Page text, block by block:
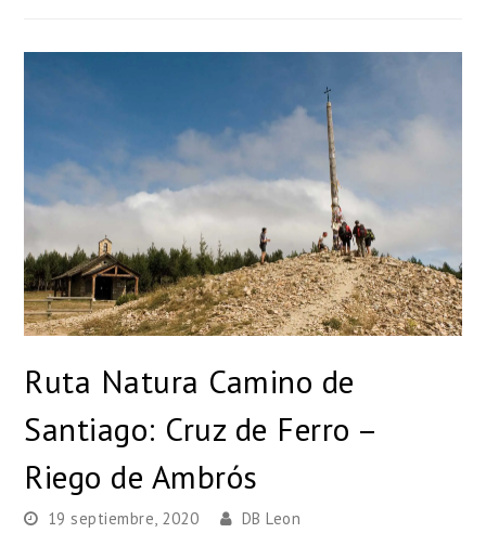
Ruta Natura Camino de
Santiago: Cruz de Ferro –
Riego de Ambrós
19 septiembre, 2020
DB Leon